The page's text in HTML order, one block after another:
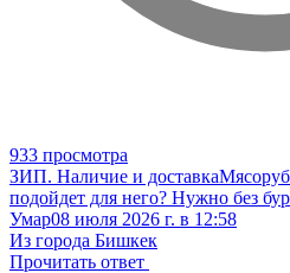
933 просмотра
ЗИП. Наличие и доставка
подойдет для него? Нужно без
Умар08 июля 2026 г. в 12:58
Из города Бишкек
Прочитать ответ